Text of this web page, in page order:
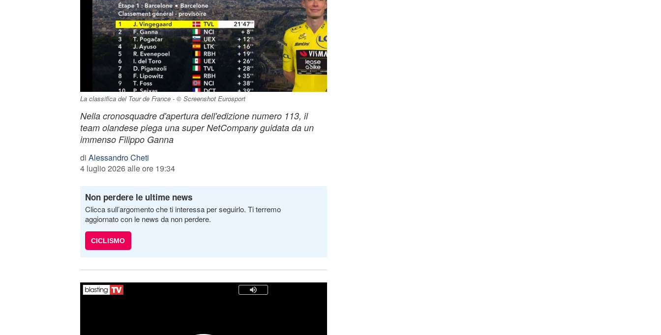
La classifica del Tour de France - © Screenshot Eurosport
Nella cronosquadre d'apertura dell'edizione numero 113, il
team olandese piega una super NetCompany guidata da un
immenso Filippo Ganna
di Alessandro Cheti
4 luglio 2026 alle ore 19:34
Non perdere le ultime news
Clicca sull’argomento che ti interessa per seguirlo. Ti terremo
aggiornato con le news da non perdere.
CICLISMO